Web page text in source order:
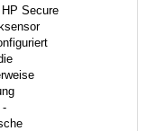
Secure
-